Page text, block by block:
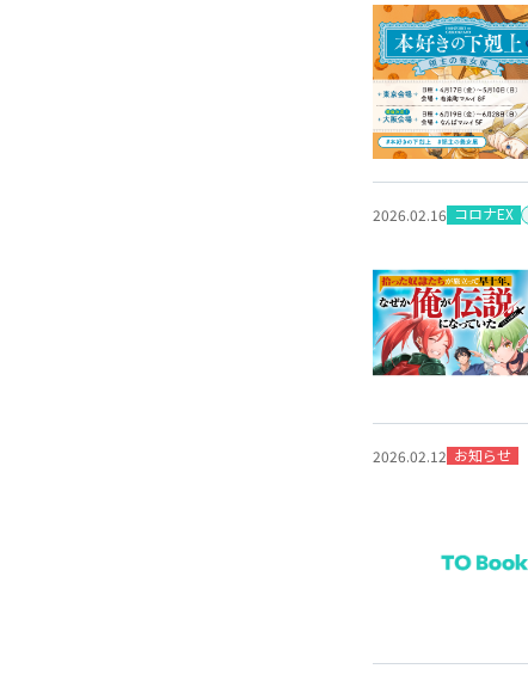
2026.02.16 コロナEX
2026.02.12 お知らせ